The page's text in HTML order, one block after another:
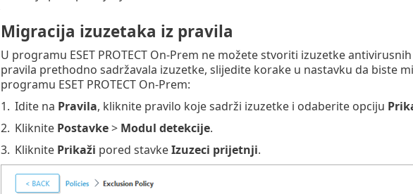
Migracija izuzetaka iz pravila
U programu ESET PROTECT On-Prem ne možete stvoriti izuzetke
pravila prethodno sadržavala izuzetke, slijedite korake u nastavku da biste
programu ESET PROTECT On-Prem:
1. Idite na Pravila, kliknite pravilo koje sadrži izuzetke i odaberite opciju
2. Kliknite Postavke> Modul detekcije.
3. Kliknite Prikaži pored stavkeIzuzeci prijetnji.